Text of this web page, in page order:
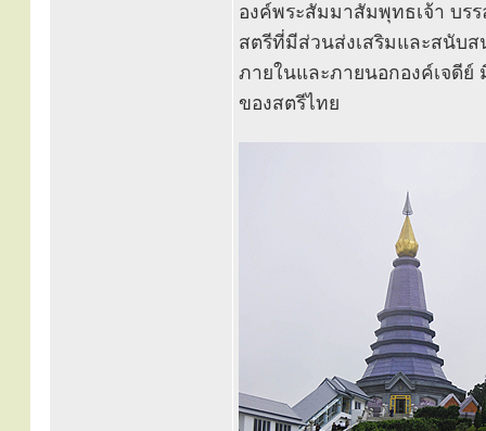
องค์พระสัมมาสัมพุทธเจ้า บ
สตรีที่มีส่วนส่งเสริมและสนับ
ภายในและภายนอกองค์เจดี
ของสตรีไทย